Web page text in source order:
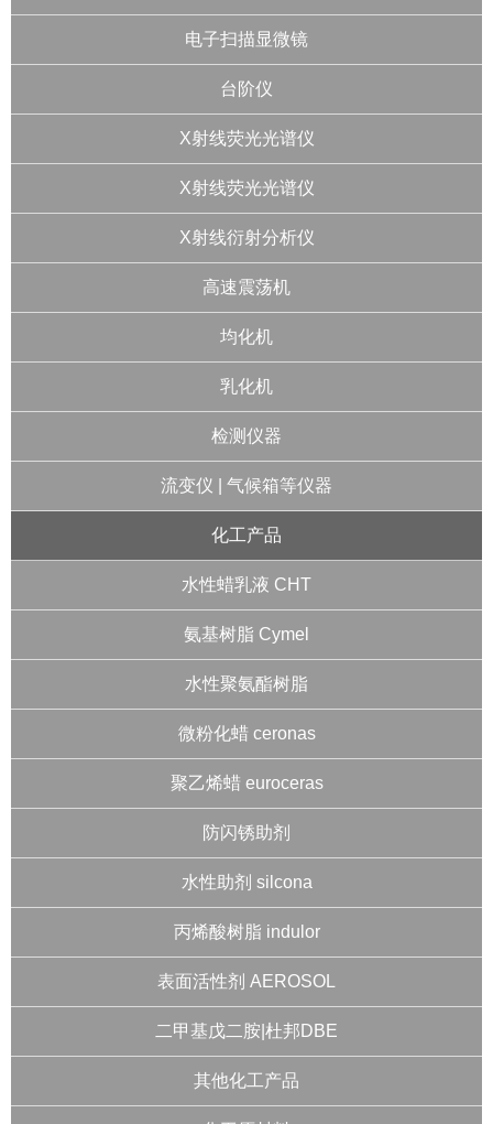
电子扫描显微镜
台阶仪
X射线荧光光谱仪
X射线荧光光谱仪
X射线衍射分析仪
高速震荡机
均化机
乳化机
检测仪器
流变仪 | 气候箱等仪器
化工产品
水性蜡乳液 CHT
氨基树脂 Cymel
水性聚氨酯树脂
微粉化蜡 ceronas
聚乙烯蜡 euroceras
防闪锈助剂
水性助剂 silcona
丙烯酸树脂 indulor
表面活性剂 AEROSOL
二甲基戊二胺|杜邦DBE
其他化工产品